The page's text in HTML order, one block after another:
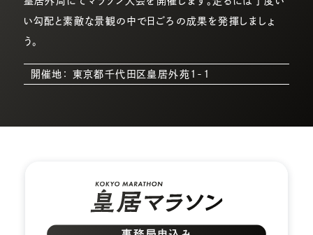
い勾配と素敵な景観の中で日ごろの成果を発揮しましょ
う。
開催地： 東京都千代田区皇居外苑1-1